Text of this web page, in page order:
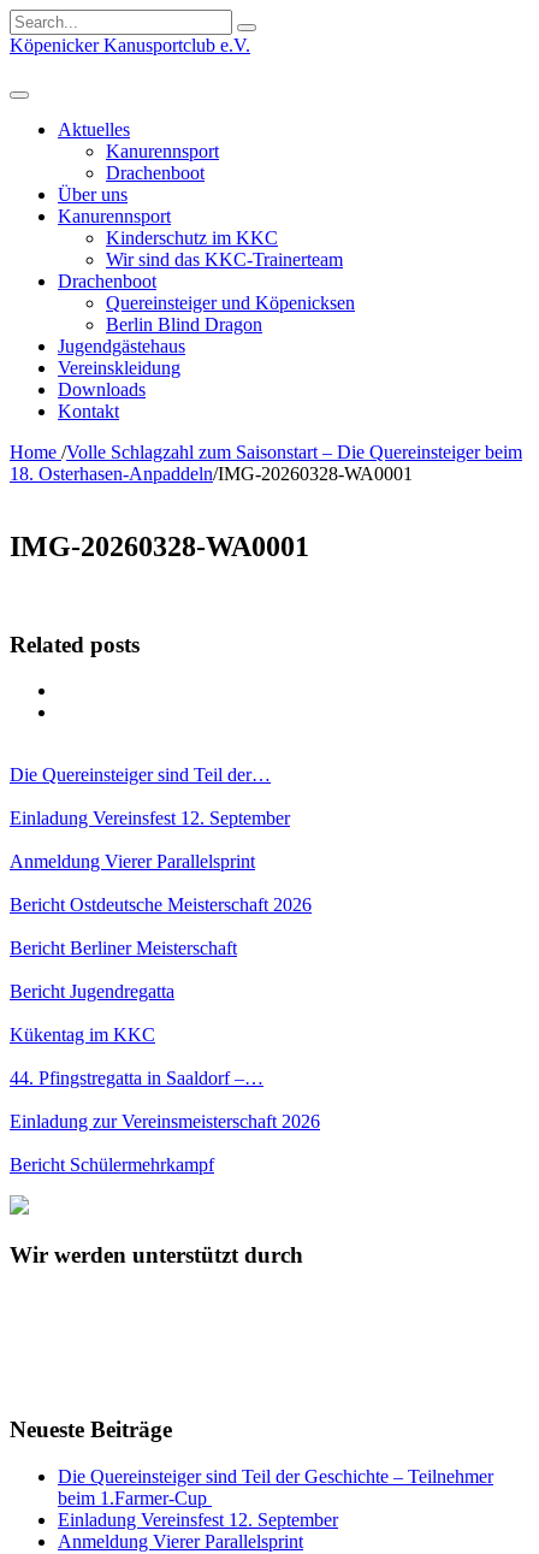
Search
for:
Köpenicker Kanusportclub e.V.
Aktuelles
Kanurennsport
Drachenboot
Über uns
Kanurennsport
Kinderschutz im KKC
Wir sind das KKC-Trainerteam
Drachenboot
Quereinsteiger und Köpenicksen
Berlin Blind Dragon
Jugendgästehaus
Vereinskleidung
Downloads
Kontakt
Home /Volle Schlagzahl zum Saisonstart – Die Quereinsteiger beim
18. Osterhasen-Anpaddeln/IMG-20260328-WA0001
IMG-20260328-WA0001
Related posts
Die Quereinsteiger sind Teil der…
Einladung Vereinsfest 12. September
Anmeldung Vierer Parallelsprint
Bericht Ostdeutsche Meisterschaft 2026
Bericht Berliner Meisterschaft
Bericht Jugendregatta
Kükentag im KKC
44. Pfingstregatta in Saaldorf –…
Einladung zur Vereinsmeisterschaft 2026
Bericht Schülermehrkampf
Wir werden unterstützt durch
Neueste Beiträge
Die Quereinsteiger sind Teil der Geschichte – Teilnehmer
beim 1.Farmer-Cup
Einladung Vereinsfest 12. September
Anmeldung Vierer Parallelsprint